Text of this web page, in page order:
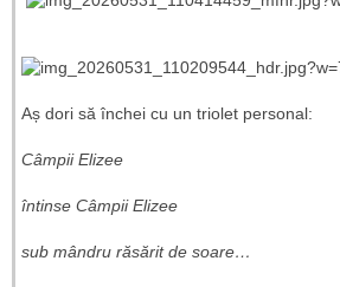
Aș dori să închei cu un triolet personal:
Câmpii Elizee
întinse Câmpii Elizee
sub mândru răsărit de soare…